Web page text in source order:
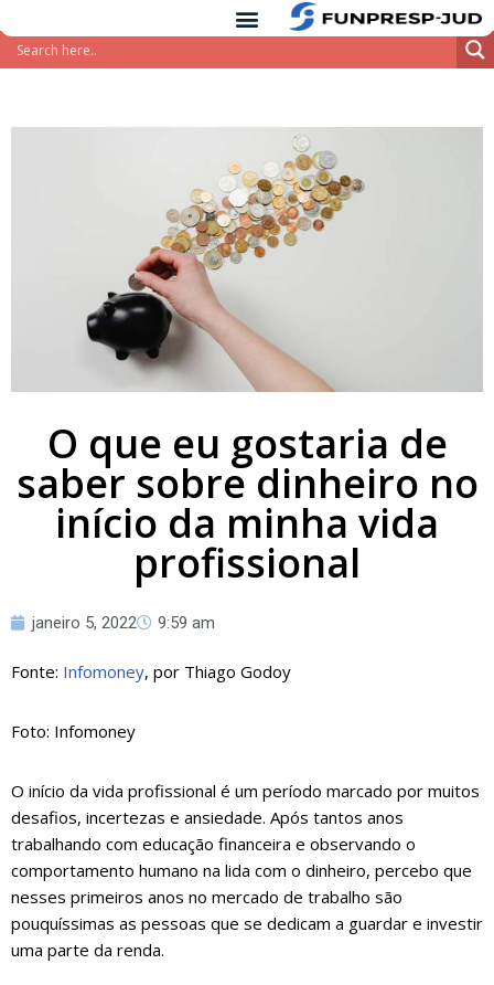
Pular
O que eu gostaria de
saber sobre dinheiro no
início da minha vida
profissional
janeiro 5, 2022 9:59 am
Fonte: Infomoney, por Thiago Godoy
Foto: Infomoney
O início da vida profissional é um período marcado por muitos
desafios, incertezas e ansiedade. Após tantos anos
trabalhando com educação financeira e observando o
comportamento humano na lida com o dinheiro, percebo que
nesses primeiros anos no mercado de trabalho são
pouquíssimas as pessoas que se dedicam a guardar e investir
uma parte da renda.